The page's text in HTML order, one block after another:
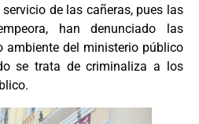
de las cañeras, pues las
han denunciado las
ambiente del ministerio público
se trata de criminaliza a los